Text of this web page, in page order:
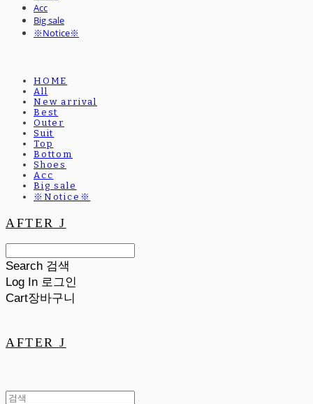
Acc
Big sale
※Notice※
HOME
All
New arrival
Best
Outer
Suit
Top
Bottom
Shoes
Acc
Big sale
※Notice※
AFTER J
Search 검색
Log In 로그인
Cart장바구니
AFTER J